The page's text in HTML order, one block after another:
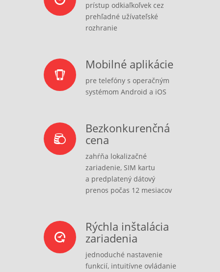
prístup odkiaľkoľvek cez
prehľadné užívateľské
rozhranie
Mobilné aplikácie
pre telefóny s operačným
systémom Android a iOS
Bezkonkurenčná
cena
zahŕňa lokalizačné
zariadenie, SIM kartu
a predplatený dátový
prenos počas 12 mesiacov
Rýchla inštalácia
zariadenia
jednoduché nastavenie
funkcií, intuitívne ovládanie